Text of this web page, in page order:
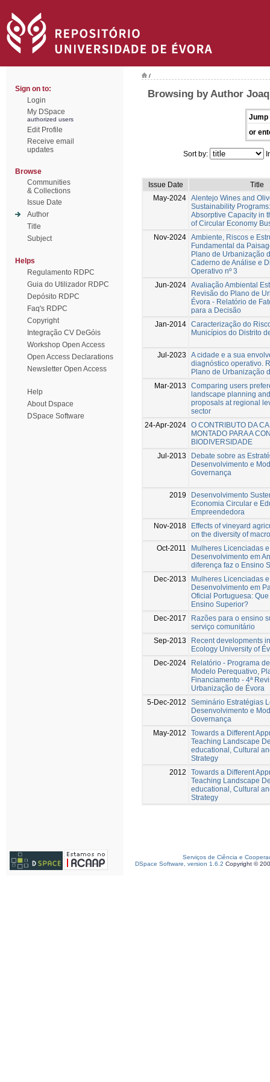
Sign on to:
Login
My DSpace
authorized users
Edit Profile
Receive email
updates
Browse
Communities
& Collections
Issue Date
Author
Title
Subject
Helps
Regulamento RDPC
Guia do Utilizador RDPC
Depósito RDPC
Faq's RDPC
Copyright
Integração CV DeGóis
Workshop Open Access
Open Access Declarations
Newsletter Open Access
Help
About Dspace
DSpace Software
/
Browsing by Author
Jump
or
Sort by:
Issue Date
Title
May-2024 Alentejo Wines and
Sustainability
Absorptive Capacity in
of Circular Economy
Nov-2024 Ambiente, Riscos e
Fundamental da
Plano de Urbanização
Caderno de Análise e
Operativo nº 3
Jun-2024 Avaliação Ambiental
Revisão do Plano de
Évora - Relatório de
para a Decisão
Jan-2014 Caracterização do
Municípios do Distrito
Jul-2023
A cidade e a sua
diagnóstico operativo.
Plano de Urbanização
Mar-2013
Comparing users
landscape planning
proposals at regional
sector
24-Apr-2024 O CONTRIBUTO DA
MONTADO PARA A
BIODIVERSIDADE
Jul-2013
Debate sobre as
Desenvolvimento e
Governança
2019
Desenvolvimento
Economia Circular e
Empreendedora
Nov-2018
Effects of vineyard
on the diversity of
Oct-2011
Mulheres Licenciadas
Desenvolvimento em
diferença faz o Ensino
Dec-2013
Mulheres Licenciadas
Desenvolvimento em
Oficial Portuguesa:
Ensino Superior?
Dec-2017
Razões para o ensino
serviço comunitário
Sep-2013
Recent developments
Ecology University of
Dec-2024
Relatório - Programa
Modelo Perequativo,
Financiamento - 4ª
Urbanização de Évora
5-Dec-2012
Seminário Estratégias
Desenvolvimento e
Governança
May-2012
Towards a Different
Teaching Landscape
educational, Cultural
Strategy
2012
Towards a Different
Teaching Landscape
educational, Cultural
Strategy
Serviços de Ciência e
DSpace Software, version 1.6.2 Copyright ©